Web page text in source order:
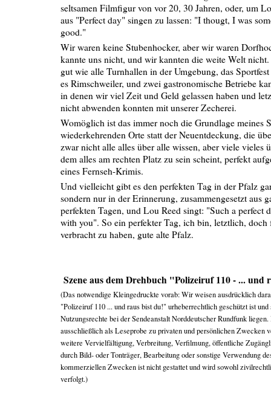
seltsamen Filmfigur von vor 20, 30 Jahren, oder, um
aus "Perfect day" singen zu lassen: "I thougt, I was
good."
Wir waren keine Stubenhocker, aber wir waren
kannte uns nicht, und wir kannten die weite Welt
gut wie alle Turnhallen in der Umgebung, das
es Rimschweiler, und zwei gastronomische Betriebe
in denen wir viel Zeit und Geld gelassen haben und
nicht abwenden konnten mit unserer Zecherei.
Womöglich ist das immer noch die Grundlage meines
wiederkehrenden Orte statt der Neuentdeckung, die
zwar nicht alle alles über alle wissen, aber viele vieles
dem alles am rechten Platz zu sein scheint, perfekt
eines Fernseh-Krimis.
Und vielleicht gibt es den perfekten Tag in der Pfalz
sondern nur in der Erinnerung, zusammengesetzt aus
perfekten Tagen, und Lou Reed singt: "Such a perfect
with you". So ein perfekter Tag, ich bin, letztlich,
verbracht zu haben, gute alte Pfalz.
Szene aus dem Drehbuch "Polizeiruf 110 - ... und
(Das notwendige Kleingedruckte vorab: Wir weisen ausdrücklich
"Polizeiruf 110 ... und raus bist du!" urheberrechtlich geschützt ist
Nutzungsrechte bei der Sendeanstalt Norddeutscher Rundfunk
ausschließlich als Leseprobe zu privaten und persönlichen Zwecken
weitere Vervielfältigung, Verbreitung, Verfilmung, öffentliche
durch Bild- oder Tonträger, Bearbeitung oder sonstige Verwendung
kommerziellen Zwecken ist nicht gestattet und wird sowohl
verfolgt.)